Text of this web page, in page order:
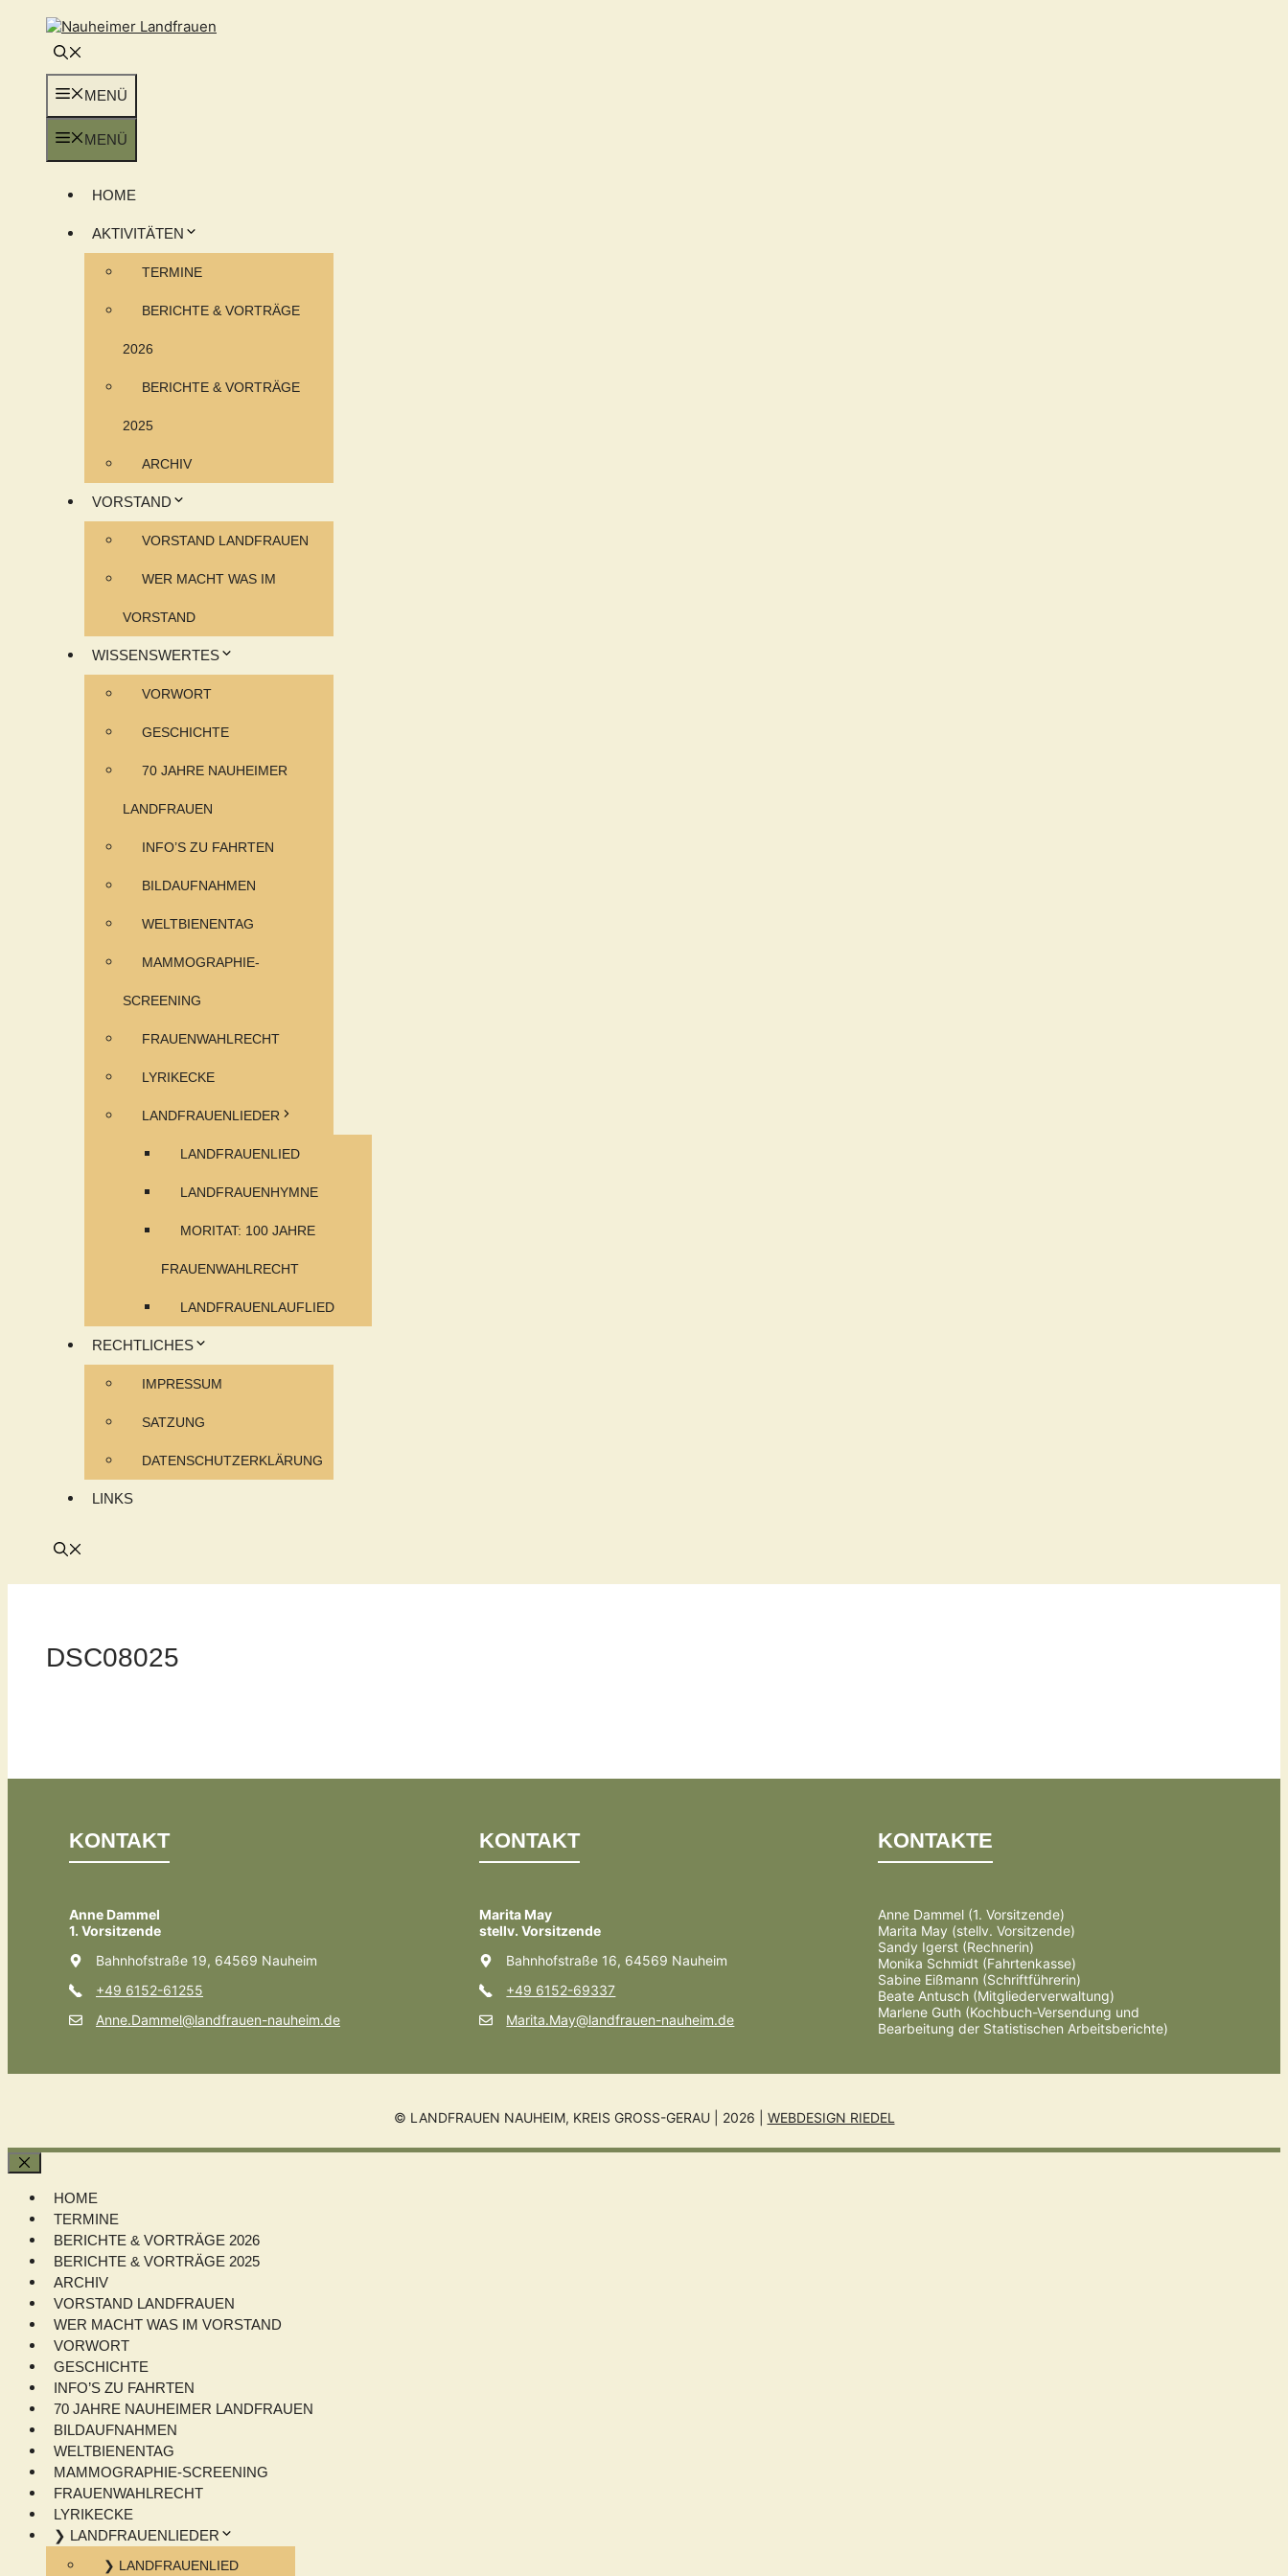
springen
MENÜ
MENÜ
HOME
AKTIVITÄTEN
TERMINE
BERICHTE & VORTRÄGE
2026
BERICHTE & VORTRÄGE
2025
ARCHIV
VORSTAND
VORSTAND LANDFRAUEN
WER MACHT WAS IM
VORSTAND
WISSENSWERTES
VORWORT
GESCHICHTE
70 JAHRE NAUHEIMER
LANDFRAUEN
INFO’S ZU FAHRTEN
BILDAUFNAHMEN
WELTBIENENTAG
MAMMOGRAPHIE-
SCREENING
FRAUENWAHLRECHT
LYRIKECKE
LANDFRAUENLIEDER
LANDFRAUENLIED
LANDFRAUENHYMNE
MORITAT: 100 JAHRE
FRAUENWAHLRECHT
LANDFRAUENLAUFLIED
RECHTLICHES
IMPRESSUM
SATZUNG
DATENSCHUTZERKLÄRUNG
LINKS
DSC08025
KONTAKT
Anne Dammel
1. Vorsitzende
Bahnhofstraße 19, 64569 Nauheim
+49 6152-61255
Anne.Dammel@landfrauen-nauheim.de
KONTAKT
Marita May
stellv. Vorsitzende
Bahnhofstraße 16, 64569 Nauheim
+49 6152-69337
Marita.May@landfrauen-nauheim.de
KONTAKTE
Anne Dammel (1. Vorsitzende)
Marita May (stellv. Vorsitzende)
Sandy Igerst (Rechnerin)
Monika Schmidt (Fahrtenkasse)
Sabine Eißmann (Schriftführerin)
Beate Antusch (Mitgliederverwaltung)
Marlene Guth (Kochbuch-Versendung und
Bearbeitung der Statistischen Arbeitsberichte)
© LANDFRAUEN NAUHEIM, KREIS GROSS-GERAU | 2026 | WEBDESIGN RIEDEL
Schließen
HOME
TERMINE
BERICHTE & VORTRÄGE 2026
BERICHTE & VORTRÄGE 2025
ARCHIV
VORSTAND LANDFRAUEN
WER MACHT WAS IM VORSTAND
VORWORT
GESCHICHTE
INFO’S ZU FAHRTEN
70 JAHRE NAUHEIMER LANDFRAUEN
BILDAUFNAHMEN
WELTBIENENTAG
MAMMOGRAPHIE-SCREENING
FRAUENWAHLRECHT
LYRIKECKE
❯ LANDFRAUENLIEDER
❯ LANDFRAUENLIED